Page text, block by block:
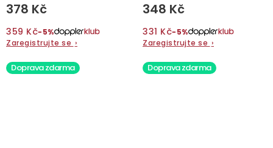
378 Kč
359 Kč−5%
Zaregistrujte se ›
348 Kč
331 Kč−5%
Zaregistrujte se ›
Doprava zdarma Doprava zdarma